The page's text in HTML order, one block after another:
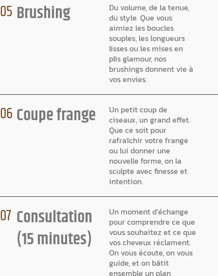
05 Brushing
Du volume, de la tenue,
du style. Que vous
aimiez les boucles
souples, les longueurs
lisses ou les mises en
plis glamour, nos
brushings donnent vie à
vos envies.
06 Coupe frange
Un petit coup de
ciseaux, un grand effet.
Que ce soit pour
rafraîchir votre frange
ou lui donner une
nouvelle forme, on la
sculpte avec finesse et
intention.
07 Consultation
(15 minutes)
Un moment d’échange
pour comprendre ce que
vous souhaitez et ce que
vos cheveux réclament.
On vous écoute, on vous
guide, et on bâtit
ensemble un plan